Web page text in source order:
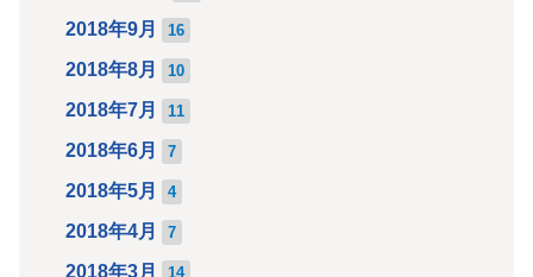
2018年9月 16
2018年8月 10
2018年7月 11
2018年6月 7
2018年5月 4
2018年4月 7
2018年3月 14